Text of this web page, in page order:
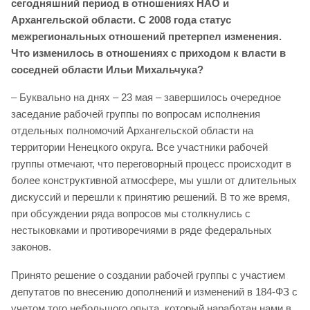
сегодняшний период в отношениях НАО и
Архангельской области. С 2008 года статус
межрегиональных отношений претерпел изменения.
Что изменилось в отношениях с приходом к власти в
соседней области Ильи Михальчука?
– Буквально на днях – 23 мая – завершилось очередное
заседание рабочей группы по вопросам исполнения
отдельных полномочий Архангельской области на
территории Ненецкого округа. Все участники рабочей
группы отмечают, что переговорный процесс происходит в
более конструктивной атмосфере, мы ушли от длительных
дискуссий и перешли к принятию решений. В то же время,
при обсуждении ряда вопросов мы столкнулись с
нестыковками и противоречиями в ряде федеральных
законов.
Принято решение о создании рабочей группы с участием
депутатов по внесению дополнений и изменений в 184-ФЗ с